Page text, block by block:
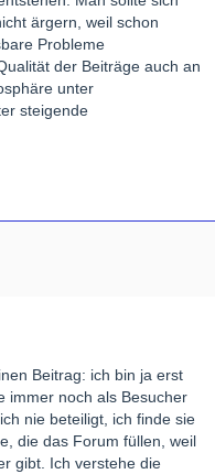
ärgern, weil schon
Probleme
der Beiträge auch an
unter
steigende
Beitrag: ich bin ja erst
immer noch als Besucher
nie beteiligt, ich finde sie
die das Forum füllen, weil
gibt. Ich verstehe die